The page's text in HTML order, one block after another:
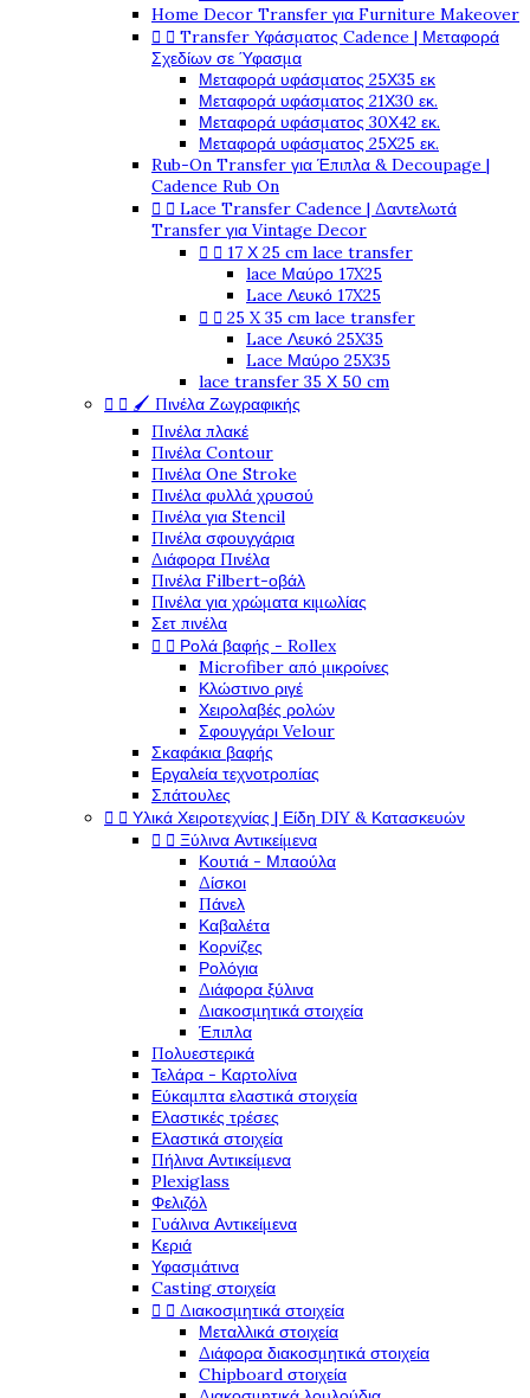
Home Decor Transfer για Furniture Makeover
  Transfer Υφάσματος Cadence | Μεταφορά
Σχεδίων σε Ύφασμα
Μεταφορά υφάσματος 25Χ35 εκ
Μεταφορά υφάσματος 21Χ30 εκ.
Μεταφορά υφάσματος 30Χ42 εκ.
Μεταφορά υφάσματος 25Χ25 εκ.
Rub-On Transfer για Έπιπλα & Decoupage |
Cadence Rub On
  Lace Transfer Cadence | Δαντελωτά
Transfer για Vintage Decor
  17 Χ 25 cm lace transfer
lace Μαύρο 17X25
Lace Λευκό 17X25
  25 X 35 cm lace transfer
Lace Λευκό 25X35
Lace Μαύρο 25X35
lace transfer 35 Χ 50 cm
  🖌️ Πινέλα Ζωγραφικής
Πινέλα πλακέ
Πινέλα Contour
Πινέλα One Stroke
Πινέλα φυλλά χρυσού
Πινέλα για Stencil
Πινέλα σφουγγάρια
Διάφορα Πινέλα
Πινέλα Filbert-οβάλ
Πινέλα για χρώματα κιμωλίας
Σετ πινέλα
  Ρολά βαφής - Rollex
Microfiber από μικροίνες
Κλώστινο ριγέ
Χειρολαβές ρολών
Σφουγγάρι Velour
Σκαφάκια βαφής
Εργαλεία τεχνοτροπίας
Σπάτουλες
  Υλικά Χειροτεχνίας | Είδη DIY & Κατασκευών
  Ξύλινα Αντικείμενα
Κουτιά - Μπαούλα
Δίσκοι
Πάνελ
Καβαλέτα
Κορνίζες
Ρολόγια
Διάφορα ξύλινα
Διακοσμητικά στοιχεία
Έπιπλα
Πολυεστερικά
Τελάρα - Καρτολίνα
Εύκαμπτα ελαστικά στοιχεία
Ελαστικές τρέσες
Ελαστικά στοιχεία
Πήλινα Αντικείμενα
Plexiglass
Φελιζόλ
Γυάλινα Αντικείμενα
Κεριά
Υφασμάτινα
Casting στοιχεία
  Διακοσμητικά στοιχεία
Μεταλλικά στοιχεία
Διάφορα διακοσμητικά στοιχεία
Chipboard στοιχεία